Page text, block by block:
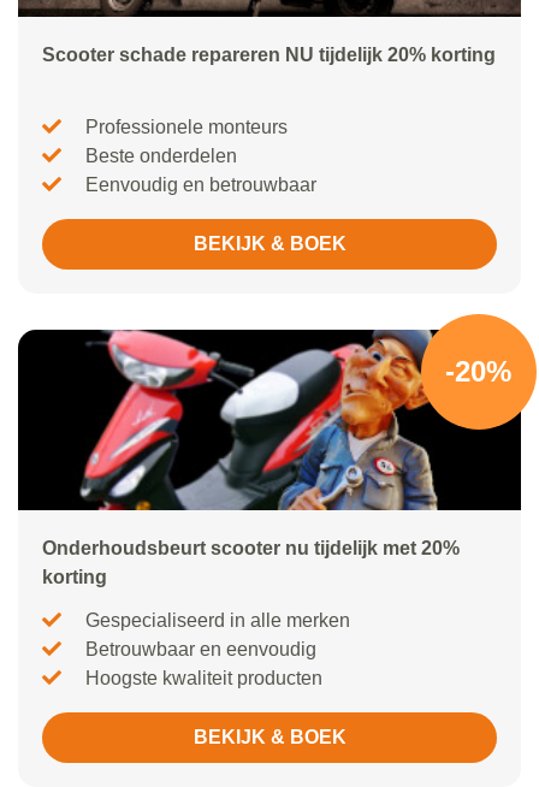
Scooter schade repareren NU tijdelijk 20% korting
Professionele monteurs
Beste onderdelen
Eenvoudig en betrouwbaar
BEKIJK & BOEK
-20%
Onderhoudsbeurt scooter nu tijdelijk met 20%
korting
Gespecialiseerd in alle merken
Betrouwbaar en eenvoudig
Hoogste kwaliteit producten
BEKIJK & BOEK